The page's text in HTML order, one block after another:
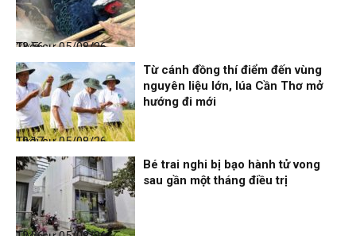
Thời sự
05/08/26, 23:56
Thời sự
05/08/26, 19:17
Từ cánh đồng thí điểm đến vùng
nguyên liệu lớn, lúa Cần Thơ mở
hướng đi mới
Thời sự
05/08/26, 12:06
Bé trai nghi bị bạo hành tử vong
sau gần một tháng điều trị